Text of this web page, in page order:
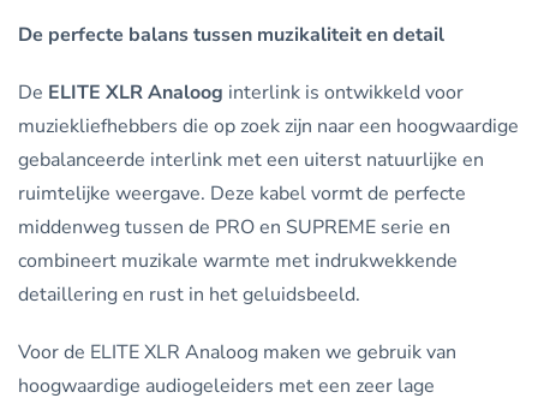
De perfecte balans tussen muzikaliteit en detail
De ELITE XLR Analoog interlink is ontwikkeld voor
muziekliefhebbers die op zoek zijn naar een hoogwaardige
gebalanceerde interlink met een uiterst natuurlijke en
ruimtelijke weergave. Deze kabel vormt de perfecte
middenweg tussen de PRO en SUPREME serie en
combineert muzikale warmte met indrukwekkende
detaillering en rust in het geluidsbeeld.
Voor de ELITE XLR Analoog maken we gebruik van
hoogwaardige audiogeleiders met een zeer lage